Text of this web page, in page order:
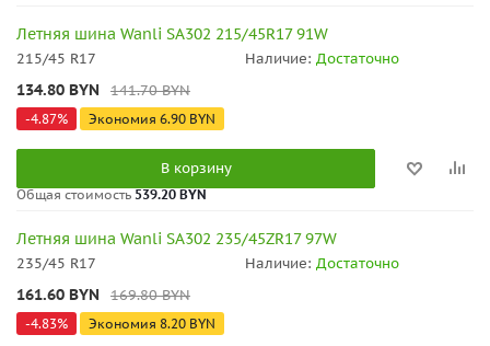
Летняя шина Wanli SA302 215/45R17 91W
215/45 R17 Наличие: Достаточно
134.80 BYN 141.70BYN
-4.87% Экономия 6.90 BYN
В корзину
Общая стоимость 539.20 BYN
Летняя шина Wanli SA302 235/45ZR17 97W
235/45 R17 Наличие: Достаточно
161.60 BYN 169.80BYN
-4.83% Экономия 8.20 BYN